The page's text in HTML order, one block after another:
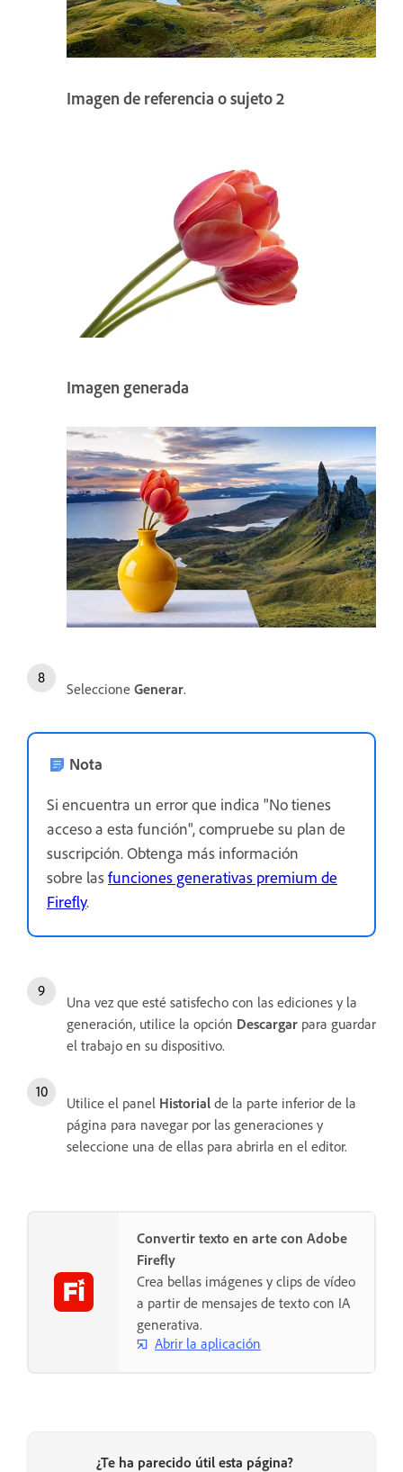
Imagen de referencia o sujeto 2
Imagen generada
Seleccione Generar.
Nota
Si encuentra un error que indica "No tienes
acceso a esta función", compruebe su plan de
suscripción. Obtenga más información
sobre lasfunciones generativas premium de
Firefly.
Una vez que esté satisfecho con las ediciones y la
generación, utilice la opción Descargar para guardar
el trabajo en su dispositivo.
Utilice el panel Historial de la parte inferior de la
página para navegar por las generaciones y
seleccione una de ellas para abrirla en el editor.
Convertir texto en arte con Adobe
Firefly
Crea bellas imágenes y clips de vídeo
a partir de mensajes de texto con IA
generativa.
Abrir la aplicación
¿Te ha parecido útil esta página?